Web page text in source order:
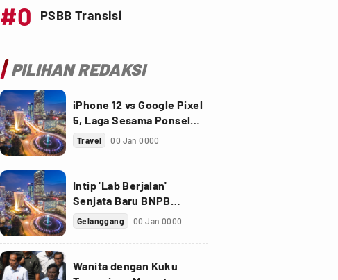
#0 PSBB Transisi
PILIHAN REDAKSI
iPhone 12 vs Google Pixel
5, Laga Sesama Ponsel
Sultan
Travel 00 Jan 0000
Intip 'Lab Berjalan'
Senjata Baru BNPB
Perangi Virus Corona
Gelanggang 00 Jan 0000
Wanita dengan Kuku